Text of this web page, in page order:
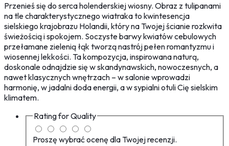
Przenieś się do serca holenderskiej wiosny. Obraz z tulipanami
na tle charakterystycznego wiatraka to kwintesencja
sielskiego krajobrazu Holandii, który na Twojej ścianie rozkwita
świeżością i spokojem. Soczyste barwy kwiatów cebulowych
przełamane zielenią łąk tworzą nastrój pełen romantyzmu i
wiosennej lekkości. Ta kompozycja, inspirowana naturą,
doskonale odnajdzie się w skandynawskich, nowoczesnych, a
nawet klasycznych wnętrzach – w salonie wprowadzi
harmonię, w jadalni doda energii, a w sypialni otuli Cię sielskim
klimatem.
Rating forQuality
Proszę wybrać ocenę dla Twojej recenzji.